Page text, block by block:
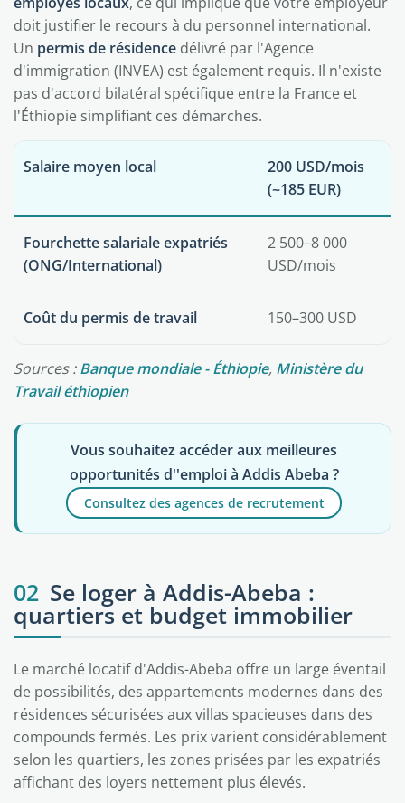
doit justifier le recours à du personnel international.
Un permis de résidence délivré par l'Agence
d'immigration (INVEA) est également requis. Il n'existe
pas d'accord bilatéral spécifique entre la France et
l'Éthiopie simplifiant ces démarches.
Salaire moyen local
200 USD/mois
(~185 EUR)
Fourchette salariale expatriés
(ONG/International)
2 500–8 000
USD/mois
Coût du permis de travail 150–300 USD
Sources :Banque mondiale - Éthiopie, Ministère du
Travail éthiopien
Vous souhaitez accéder aux meilleures
opportunités d''emploi à Addis Abeba ?
Consultez des agences de recrutement
02 Se loger à Addis-Abeba :
quartiers et budget immobilier
Le marché locatif d'Addis-Abeba offre un large éventail
de possibilités, des appartements modernes dans des
résidences sécurisées aux villas spacieuses dans des
compounds fermés. Les prix varient considérablement
selon les quartiers, les zones prisées par les expatriés
affichant des loyers nettement plus élevés.